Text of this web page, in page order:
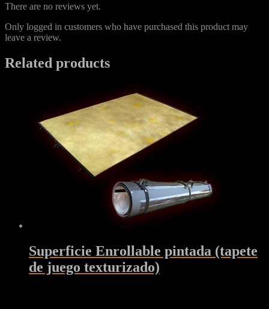
There are no reviews yet.
Only logged in customers who have purchased this product may
leave a review.
Related products
Superficie Enrollable pintada (tapete
de juego texturizado)